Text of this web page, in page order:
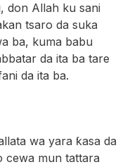
don Allah ku sani
tsaro da suka
ba, kuma babu
da ita ba tare
da ita ba.
wa yara ƙasa da
cewa mun tattara